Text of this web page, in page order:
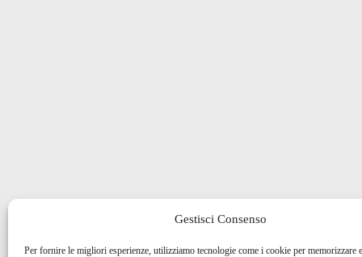
Gestisci Consenso
Per fornire le migliori esperienze, utilizziamo tecnologie come i cookie per memorizzare